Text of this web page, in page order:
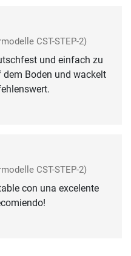
CST-STEP-2)
und einfach zu
Boden und wackelt
CST-STEP-2)
con una excelente